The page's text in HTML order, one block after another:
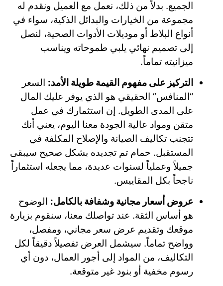
الجميع. بدلاً من ذلك، نعمل مع العميل ونقدم له
مجموعة من الخيارات والبدائل الذكية، سواء في
أنواع البلاط أو موديلات الأدوات الصحية، لنصل
إلى تصميم نهائي يلبي طموحاته ويناسب
ميزانيته تماماً.
التركيز على مفهوم القيمة طويلة الأمد: السعر
“المنافس” الحقيقي هو الذي يوفر عليك المال
على المدى الطويل. إن استثمارك في عمل
متقن ومواد عالية الجودة معنا اليوم، يعني أنك
تتجنب تكاليف الصيانة والإصلاح المكلفة في
المستقبل. حمام تم تجديده بشكل صحيح سيبقى
جميلاً وعملياً لسنوات عديدة، مما يجعله استثماراً
ناجحاً بكل المقاييس.
عروض أسعار مجانية وشفافة بالكامل: الوضوح
هو أساس الثقة. عند تواصلك معنا، سنقوم بزيارة
موقعك وتقديم عرض سعر مجاني، ومفصل،
وواضح تماماً. سيشمل العرض تفصيلاً دقيقاً لكل
التكاليف، من المواد إلى أجور العمال، دون أي
رسوم مخفية أو بنود غير متوقعة.